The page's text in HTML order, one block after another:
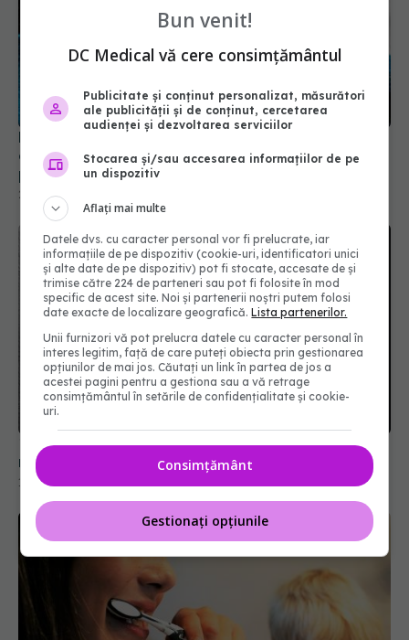
Dr Vasi Rădulescu: 17 lucruri interesante despre
ochi și vedere. „Imaginea este proiectată răsucit
pe retină”
22 noi 2021, 08:52
14 boli grave care se pot ascunde în spatele unei
mâncărimi care nu mai trece: simptom ciudat
15 ian 2022, 10:35
Bun venit!
DC Medical vă cere consimțământul
Publicitate și conținut personalizat, măsurători
ale publicității și de conținut, cercetarea
audienței și dezvoltarea serviciilor
Stocarea și/sau accesarea informațiilor de pe
un dispozitiv
Aflați mai multe
Datele dvs. cu caracter personal vor fi prelucrate, iar
informațiile de pe dispozitiv (cookie-uri, identificatori unici
și alte date de pe dispozitiv) pot fi stocate, accesate de și
trimise către 224 de parteneri sau pot fi folosite în mod
specific de acest site. Noi și partenerii noștri putem folosi
date exacte de localizare geografică.Lista partenerilor.
Unii furnizori vă pot prelucra datele cu caracter personal în
interes legitim, față de care puteți obiecta prin gestionarea
opțiunilor de mai jos. Căutați un link în partea de jos a
acestei pagini pentru a gestiona sau a vă retrage
consimțământul în setările de confidențialitate și cookie-
uri.
Consimțământ
Gestionați opțiunile